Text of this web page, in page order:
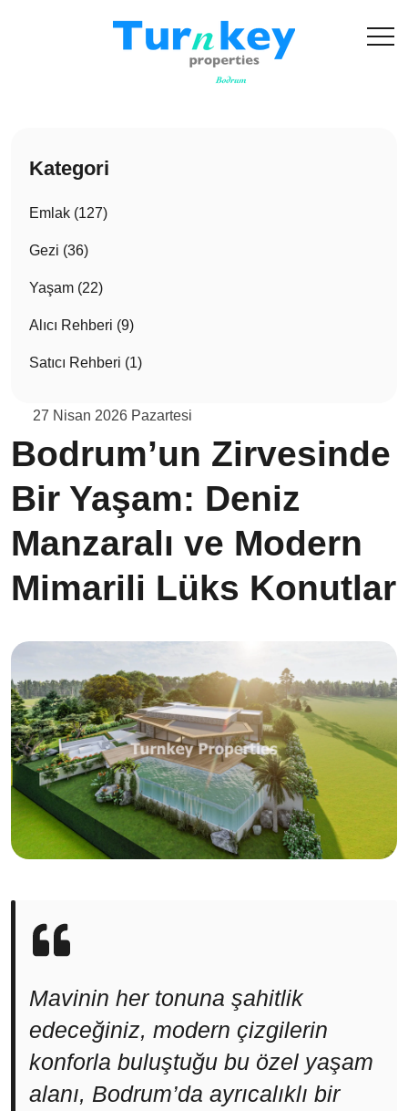
Kategori
Emlak (127)
Gezi (36)
Yaşam (22)
Alıcı Rehberi (9)
Satıcı Rehberi (1)
27 Nisan 2026 Pazartesi
Bodrum’un Zirvesinde
Bir Yaşam: Deniz
Manzaralı ve Modern
Mimarili Lüks Konutlar
Mavinin her tonuna şahitlik
edeceğiniz, modern çizgilerin
konforla buluştuğu bu özel yaşam
alanı, Bodrum’da ayrıcalıklı bir